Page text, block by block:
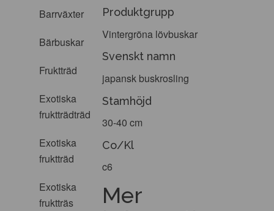
Barrväxter
Bärbuskar
Fruktträd
Exotiska
fruktträdträd
Exotiska
fruktträd
Exotiska
fruktträs
Produktgrupp
Vintergröna lövbuskar
Svenskt namn
japansk buskrosling
Stamhöjd
30-40 cm
Co/Kl
c6
Mer